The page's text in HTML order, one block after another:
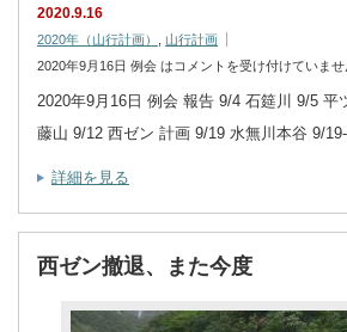
2020.9.16
2020年（山行計画） , 山行計画
2020年9月16日 例会 はコメントを受け付けていませ
2020年9月16日 例会 報告 9/4 石筵川 9/5 平
藤山 9/12 西ゼン 計画 9/19 水無川本谷 9/
詳細を見る
西ゼン撤退、また今度